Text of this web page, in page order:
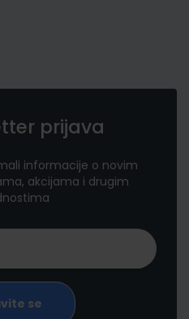
prijava
informacije o novim
akcijama i drugim